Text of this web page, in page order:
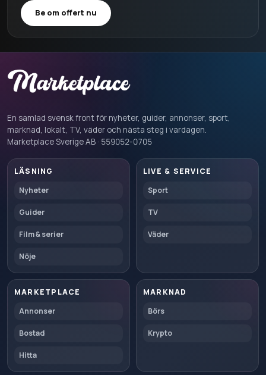
Be om offert nu
En samlad svensk front för nyheter, guider, annonser, sport,
marknad, lokalt, TV, väder och nästa steg i vardagen.
Marketplace Sverige AB · 559052-0705
LÄSNING
Nyheter
Guider
Film & serier
Nöje
LIVE & SERVICE
Sport
TV
Väder
MARKETPLACE
Annonser
Bostad
Hitta
MARKNAD
Börs
Krypto